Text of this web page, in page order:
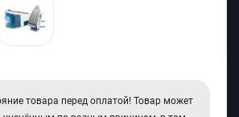
товара перед оплатой! Товар может